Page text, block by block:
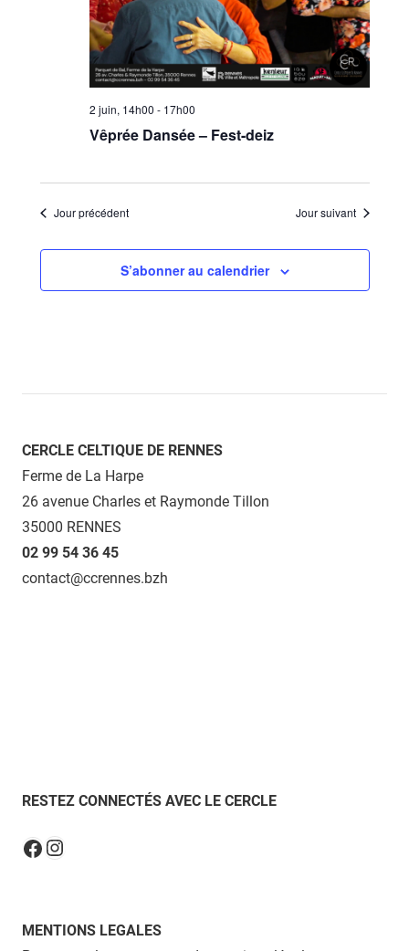
2 juin, 14h00 - 17h00
Vêprée Dansée – Fest-deiz
Jour précédent Jour suivant
S’abonner au calendrier
CERCLE CELTIQUE DE RENNES
Ferme de La Harpe
26 avenue Charles et Raymonde Tillon
35000 RENNES
02 99 54 36 45
contact@ccrennes.bzh
RESTEZ CONNECTÉS AVEC LE CERCLE
Facebook
Instagram
MENTIONS LEGALES